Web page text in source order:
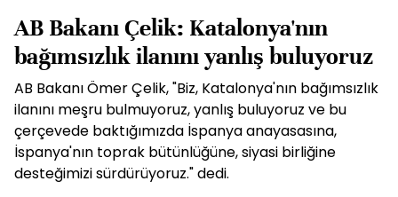
AB Bakanı Çelik: Katalonya'nın
bağımsızlık ilanını yanlış buluyoruz
AB Bakanı Ömer Çelik, "Biz, Katalonya'nın bağımsızlık
ilanını meşru bulmuyoruz, yanlış buluyoruz ve bu
çerçevede baktığımızda İspanya anayasasına,
İspanya'nın toprak bütünlüğüne, siyasi birliğine
desteğimizi sürdürüyoruz." dedi.